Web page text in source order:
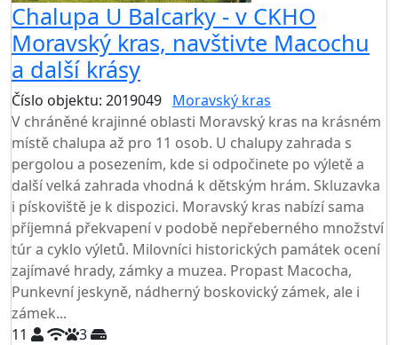
Chalupa U Balcarky - v CKHO
Moravský kras, navštivte Macochu
a další krásy
Číslo objektu: 2019049 Moravský kras
V chráněné krajinné oblasti Moravský kras na krásném
místě chalupa až pro 11 osob. U chalupy zahrada s
pergolou a posezením, kde si odpočinete po výletě a
další velká zahrada vhodná k dětským hrám. Skluzavka
i pískoviště je k dispozici. Moravský kras nabízí sama
příjemná překvapení v podobě nepřeberného množství
túr a cyklo výletů. Milovníci historických památek ocení
zajímavé hrady, zámky a muzea. Propast Macocha,
Punkevní jeskyně, nádherný boskovický zámek, ale i
zámek...
11
3